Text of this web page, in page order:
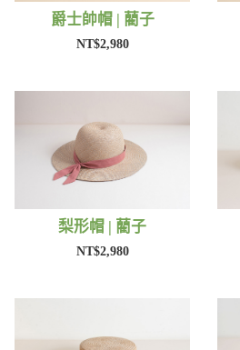
爵士帥帽 | 藺子
NT$2,980
梨形帽 | 藺子
NT$2,980